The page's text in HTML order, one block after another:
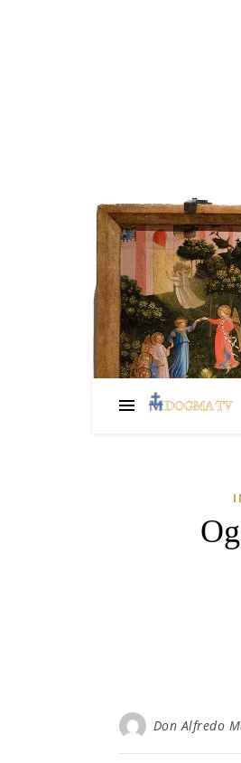
Don Alfredo